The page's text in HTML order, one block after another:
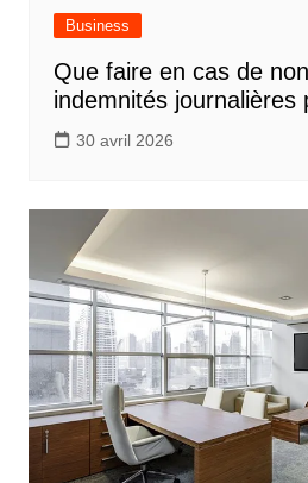
Business
Que faire en cas de
indemnités journalières
30 avril 2026